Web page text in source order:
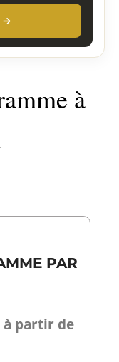
à
PAR
à partir de